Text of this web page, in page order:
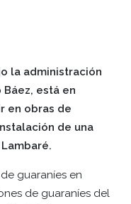
la administración
está en
en obras de
de una
guaraníes en
de guaraníes del